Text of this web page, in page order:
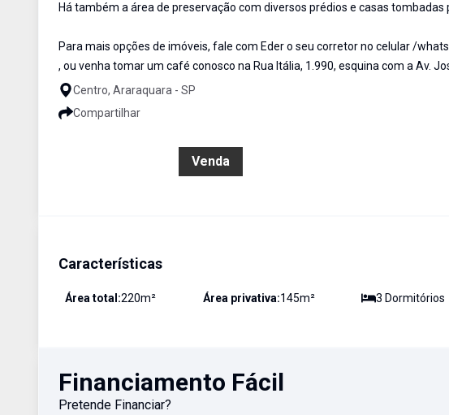
Há também a área de preservação com diversos prédios e casas tombadas
Para mais opções de imóveis, fale com Eder o seu corretor no celular /
, ou venha tomar um café conosco na Rua Itália, 1.990, esquina com a Av.
Centro, Araraquara - SP
Compartilhar
Venda
Características
Área total:220m² Área privativa:145m² 3 Dormitórios
Financiamento Fácil
Pretende Financiar?